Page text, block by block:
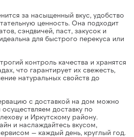
за насыщенный вкус, удобство
ценность. Она подходит
сэндвичей, паст, закусок и
для быстрого перекуса или
контроль качества и хранятся
, что гарантирует их свежесть,
натуральных свойств до
с доставкой на дом можно
доставку по
и Иркутскому району.
и наслаждайтесь вкусом,
— каждый день, круглый год.